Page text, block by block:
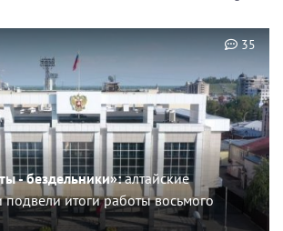
- бездельники»:алтайские
подвели итоги работы восьмого
35